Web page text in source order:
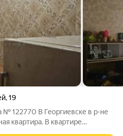
,19
№ 122770 В Георгиевске в р-не
квартира. В квартире